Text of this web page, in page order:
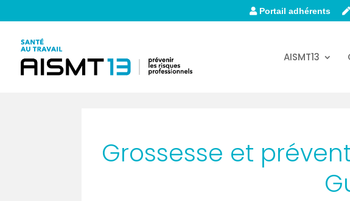
Portail adhérents
AISMT13
Grossesse et